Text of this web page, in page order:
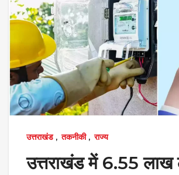
उत्तराखंड, तकनीकी, राज्य
उत्तराखंड में 6.55 लाख